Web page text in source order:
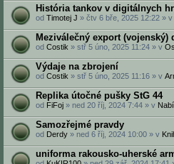
História tankov v digitálnych
od Timotej J » čtv 6 bře, 2025 12:22 » v
Meziválečný export (vojenský)
od Costik » stř 5 úno, 2025 11:24 » v
Výdaje na zbrojení
od Costik » stř 5 úno, 2025 11:16 » v
Replika útočné pušky StG 44
od FiFoj » ned 20 říj, 2024 7:44 » v
Samozřejmé pravdy
od Derdy » ned 6 říj, 2024 10:00 » v
uniforma rakousko-uherské